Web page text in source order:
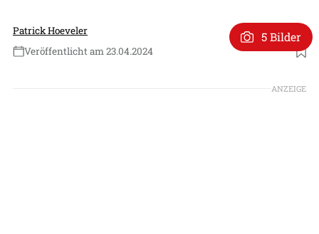
Patrick Hoeveler
Veröffentlicht am 23.04.2024
Foto: US Army
5 Bilder
ANZEIGE